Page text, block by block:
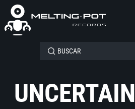
UNCERTAIN